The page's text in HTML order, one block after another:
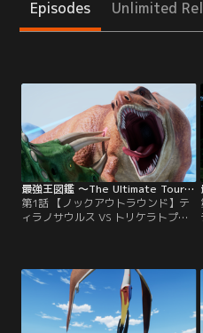
Episodes Unlimited
最強王図鑑 ～The Ultimate Tournament～ 第01話
第1話 【ノックアウトラウンド】テ
ィラノサウルス VS トリケラトプス
繰り広げられるモースト壮大なトー
ナメントこそが、ジ・アルティメッ
ト・トーナメント。最強王ノックア
ウトラウンド 第1試合！バトルフィ